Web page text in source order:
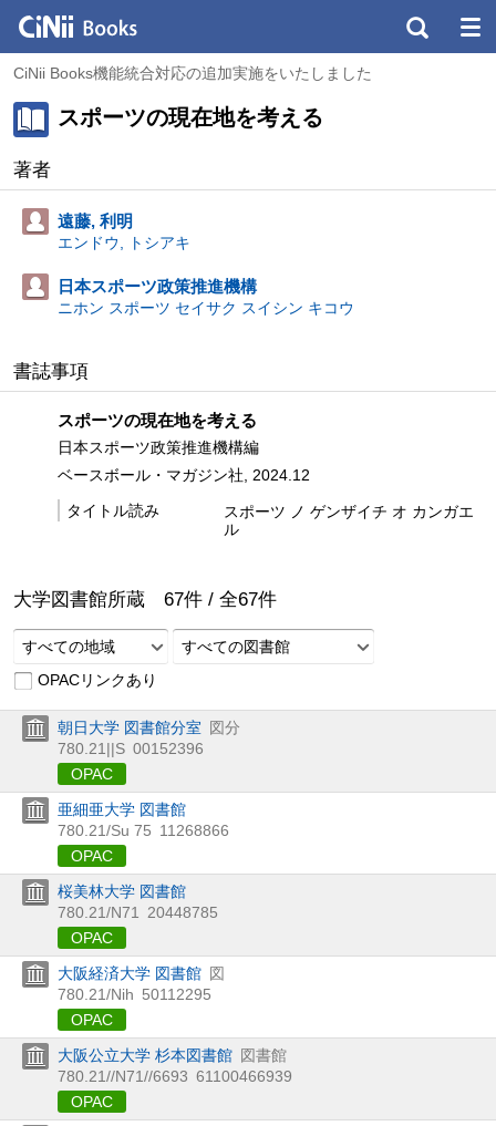
CiNii Books機能統合対応の追加実施をいたしました
スポーツの現在地を考える
著者
遠藤, 利明
エンドウ, トシアキ
日本スポーツ政策推進機構
ニホン スポーツ セイサク スイシン キコウ
書誌事項
スポーツの現在地を考える
日本スポーツ政策推進機構編
ベースボール・マガジン社, 2024.12
タイトル読み
スポーツ ノ ゲンザイチ オ カンガエ
ル
大学図書館所蔵 67件 / 全67件
すべての地域
すべての図書館
OPACリンクあり
朝日大学 図書館分室
図分
780.21||S 00152396
OPAC
亜細亜大学 図書館
780.21/Su 75 11268866
OPAC
桜美林大学 図書館
780.21/N71
20448785
OPAC
大阪経済大学 図書館 図
780.21/Nih 50112295
OPAC
大阪公立大学 杉本図書館 図書館
780.21//N71//6693 61100466939
OPAC